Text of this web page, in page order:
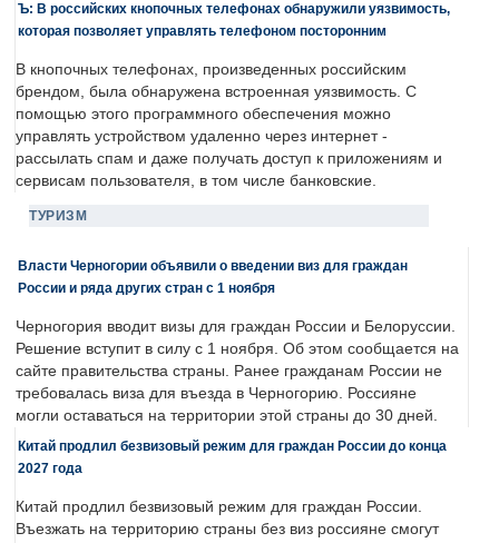
Ъ: В российских кнопочных телефонах обнаружили уязвимость,
которая позволяет управлять телефоном посторонним
В кнопочных телефонах, произведенных российским
брендом, была обнаружена встроенная уязвимость. С
помощью этого программного обеспечения можно
управлять устройством удаленно через интернет -
рассылать спам и даже получать доступ к приложениям и
сервисам пользователя, в том числе банковские.
ТУРИЗМ
Власти Черногории объявили о введении виз для граждан
России и ряда других стран с 1 ноября
Черногория вводит визы для граждан России и Белоруссии.
Решение вступит в силу с 1 ноября. Об этом сообщается на
сайте правительства страны. Ранее гражданам России не
требовалась виза для въезда в Черногорию. Россияне
могли оставаться на территории этой страны до 30 дней.
Китай продлил безвизовый режим для граждан России до конца
2027 года
Китай продлил безвизовый режим для граждан России.
Въезжать на территорию страны без виз россияне смогут